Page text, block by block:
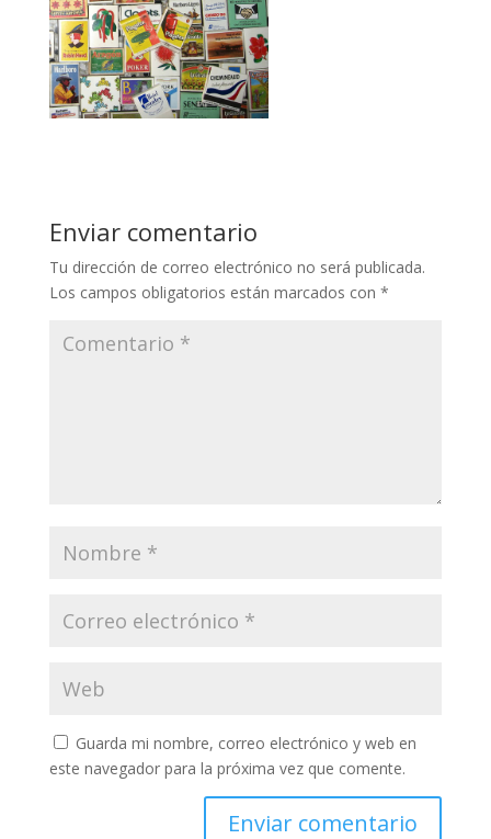
Enviar comentario
Tu dirección de correo electrónico no será publicada.
Los campos obligatorios están marcados con *
Guarda mi nombre, correo electrónico y web en
este navegador para la próxima vez que comente.